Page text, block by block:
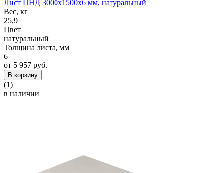
Лист ПНД 3000x1500x6 мм, натуральный
Вес, кг
25,9
Цвет
натуральный
Толщина листа, мм
6
от 5 957 руб.
В корзину
(1)
в наличии